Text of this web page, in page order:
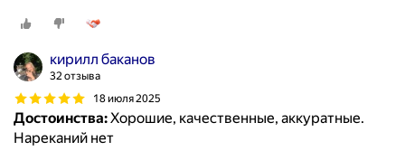
кирилл баканов
32 отзыва
18 июля 2025
Достоинства:Хорошие, качественные, аккуратные.
Нареканий нет